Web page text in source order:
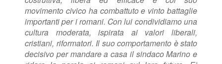
movimento civico ha combattuto e vinto battaglie
importanti per i romani. Con lui condividiamo una
cultura moderata, ispirata ai valori liberali,
cristiani, riformatori. Il suo comportamento è stato
decisivo per mandare a casa il sindaco Marino e